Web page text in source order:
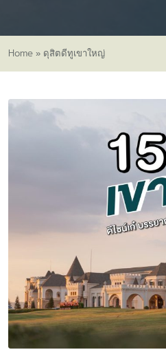
Home » ดุสิตดีทูเขาใหญ่